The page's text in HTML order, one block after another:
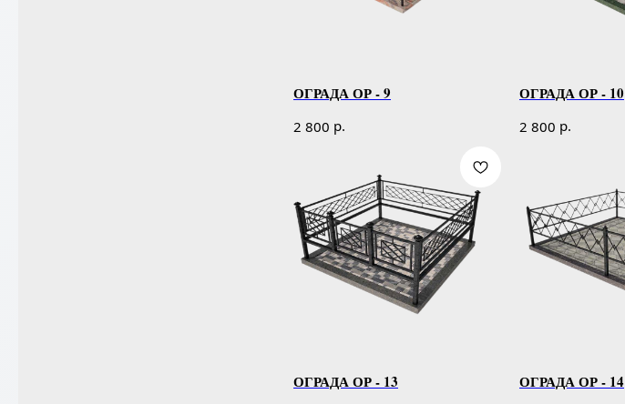
ОГРАДА ОР - 9
2 800 р.
ОГРАДА ОР - 10
2 800 р.
ОГРАДА ОР - 13 ОГРАДА ОР - 14